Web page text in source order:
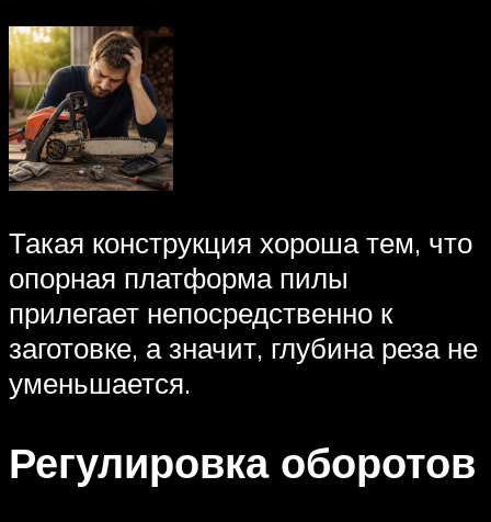
Такая конструкция хороша тем, что
опорная платформа пилы
прилегает непосредственно к
заготовке, а значит, глубина реза не
уменьшается.
Регулировка оборотов